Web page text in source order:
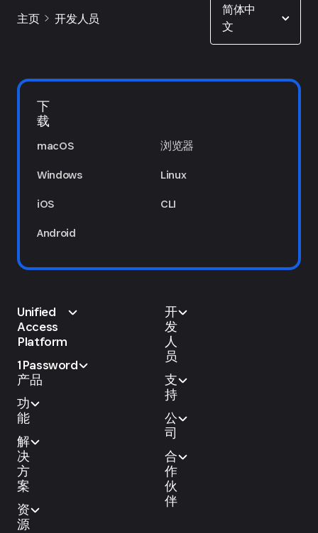
主页 开发人员
简体中
文
Show options
下
载
macOS
Windows
iOS
Android
浏览器
Linux
CLI
Unified
Access
Platform
1Password
产品
功
能
解
决
方
案
资
源
开
发
人
员
支
持
公
司
合
作
伙
伴